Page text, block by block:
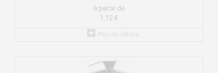
à partir de
1,12 €
Plus de détails